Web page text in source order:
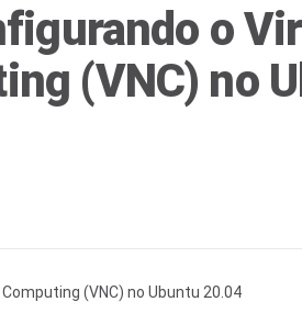
o
(VNC) no